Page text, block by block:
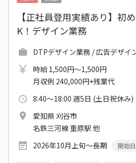
【正社員登用実績あり】初
K！デザイン業務
DTPデザイン業務 / 広告デザイ
時給 1,500円～1,500円
月収例 240,000円+残業代
8:40～18:00 週5日 (土日祝休み)
愛知県 刈谷市
名鉄三河線 重原駅 他
2026年10月上旬～長期
開始